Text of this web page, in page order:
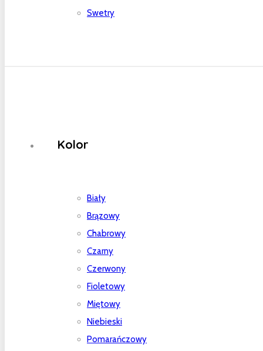
Swetry
Kolor
Biały
Brązowy
Chabrowy
Czarny
Czerwony
Fioletowy
Miętowy
Niebieski
Pomarańczowy